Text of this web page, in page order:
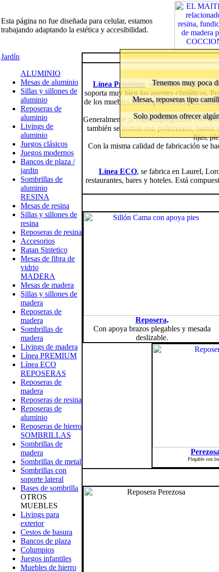
Esta página no fue diseñada para celular, estamos
trabajando adaptando la estética y accesibilidad.
Jardín
ALUMINIO
Mesas de aluminio
Sillas y sillones de
aluminio
Reposeras de
aluminio
Livings de
aluminio
Juegos clásicos
Juegos modernos
Bancos de plaza /
jardin
Sombrillas de
aluminio
RESINA
Mesas de resina
Sillas y sillones de
resina
Reposeras de resina
Accesorios
Ratan Sintetico
Mesas de fibra de
vidrio
MADERA
Mesas de madera
Sillas y sillones de
madera
Reposeras de
madera
Sombrillas de
madera
Livings de madera
Línea PREMIUM
Línea ECO
REPOSERAS
Reposeras de
madera
Reposeras de resina
Reposeras de
aluminio
Reposeras de hierro
SOMBRILLAS
Sombrillas de
madera
Sombrillas de metal
Sombrillas con
soporte lateral
Bases de sombrilla
OTROS
MUEBLES
Livings para
exterior
Cestos de basura
Bancos de plaza
Columpios
Juegos infantiles
Muebles de hierro
Línea Premium, se fabrica en madera
soporta muy bien los agentes climáticos.
de los muebles hacen que sea la opción
Generalmente se usan impregnados con
también se lustran con poliuretano, barniz
fijas,
Con la misma calidad de fabricación se
Línea ECO, se fabrica en Laurel,
restaurantes, bares y hoteles. Está
Reposera.
Con apoya brazos plegables y mesada
deslizable.
Plegable con
Tenemos muy poca
Mesas, reposeras tipo
Solo podemos ofrecer